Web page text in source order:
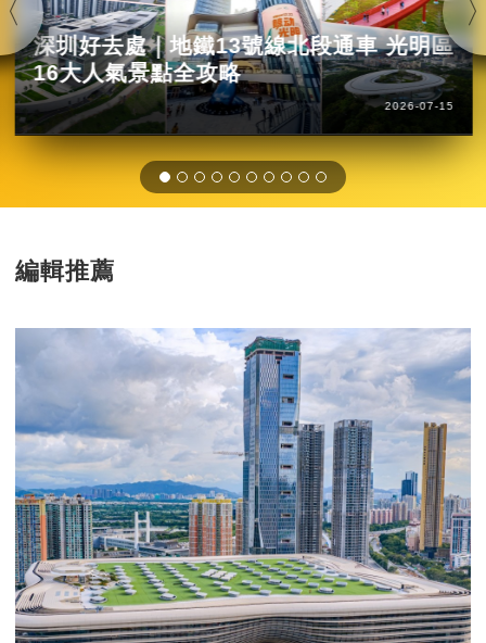
深圳好去處｜地鐵13號線北段通車 光明區
16大人氣景點全攻略
2026-07-15
編輯推薦